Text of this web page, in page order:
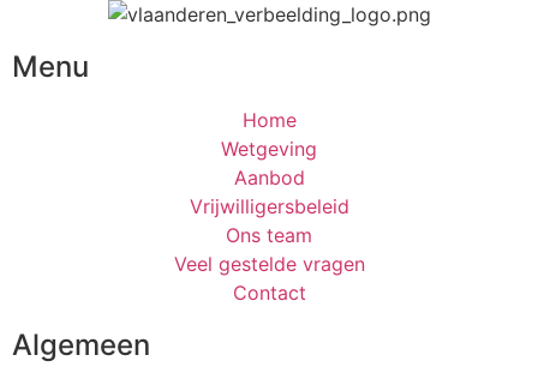
Menu
Home
Wetgeving
Aanbod
Vrijwilligersbeleid
Ons team
Veel gestelde vragen
Contact
Algemeen